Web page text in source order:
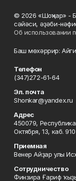
© 2026 «Шоңҡар» -
сәйәси, әҙәби-
Об использовании
Баш мөхәррир:
Телефон
(347)272-61-64
Эл. почта
Shonkar@yandex.ru
Адрес
450079,
Октября, 13, каб. 910
Приемная
Венер Айҙар улы
Сотрудничество
Финзира Ғариф